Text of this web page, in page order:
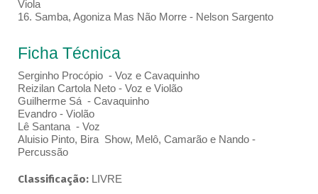
Viola
16. Samba, Agoniza Mas Não Morre - Nelson Sargento
Ficha Técnica
Serginho Procópio - Voz e Cavaquinho
Reizilan Cartola Neto - Voz e Violão
Guilherme Sá - Cavaquinho
Evandro - Violão
Lê Santana - Voz
Aluisio Pinto, Bira Show, Melô, Camarão e Nando -
Percussão
Classificação: LIVRE